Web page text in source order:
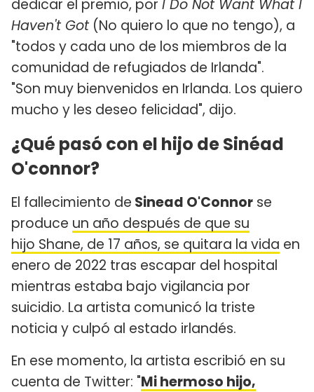
dedicar el premio, por I Do Not Want What I
Haven't Got(No quiero lo que no tengo), a
"todos y cada uno de los miembros de la
comunidad de refugiados de Irlanda".
"Son muy bienvenidos en Irlanda. Los quiero
mucho y les deseo felicidad", dijo.
¿Qué pasó con el hijo de Sinéad
O'connor?
El fallecimiento de Sinead O'Connor se
produce un año después de que su
hijo Shane, de 17 años, se quitara la vida en
enero de 2022 tras escapar del hospital
mientras estaba bajo vigilancia por
suicidio. La artista comunicó la triste
noticia y culpó al estado irlandés.
En ese momento, la artista escribió en su
cuenta de Twitter: "Mi hermoso hijo,